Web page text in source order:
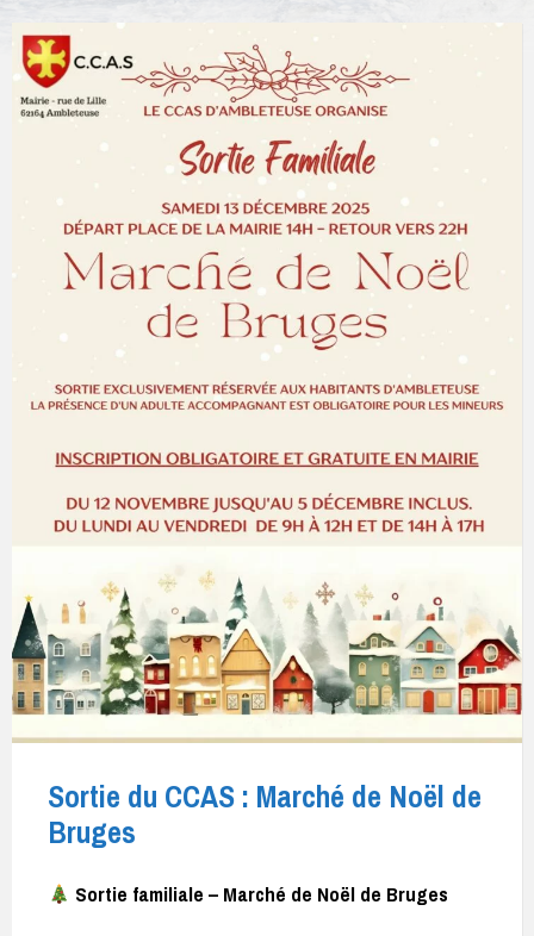
Sortie du CCAS : Marché de Noël de
Bruges
Sortie familiale – Marché de Noël de Bruges